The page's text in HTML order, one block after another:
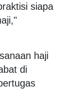
siapa
haji
di